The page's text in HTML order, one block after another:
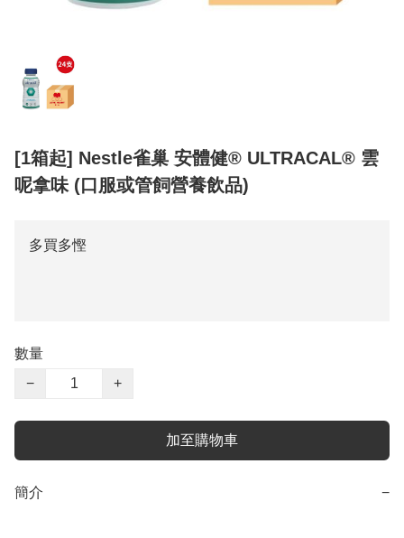
[1箱起] Nestle雀巢 安體健® ULTRACAL® 雲
呢拿味 (口服或管飼營養飲品)
多買多慳
數量
−
+
加至購物車
簡介 −